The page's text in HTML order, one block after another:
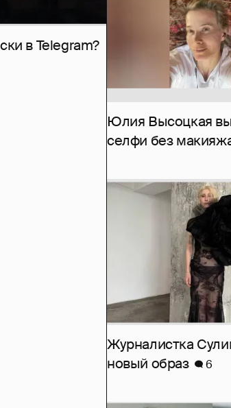
в Telegram?
Юлия Высоцкая
селфи без
Журналистка
новый образ
6